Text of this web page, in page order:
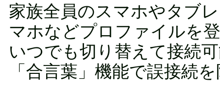
家族全員のスマホやタブ
マホなどプロファイルを
いつでも切り替えて接続
「合言葉」機能で誤接続